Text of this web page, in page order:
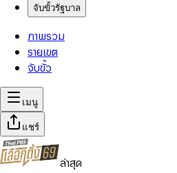
จับขั้วรัฐบาล
ภาพรวม
รายเขต
จับขั้ว
เมนู
แชร์
ล่าสุด